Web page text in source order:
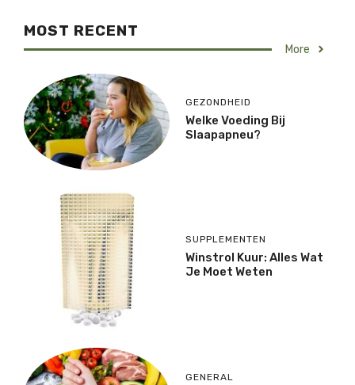
MOST RECENT
More
GEZONDHEID
Welke Voeding Bij
Slaapapneu?
SUPPLEMENTEN
Winstrol Kuur: Alles Wat
Je Moet Weten
GENERAL